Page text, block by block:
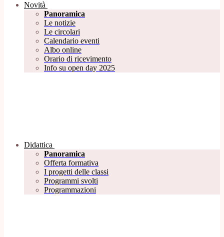
Novità
Panoramica
Le notizie
Le circolari
Calendario eventi
Albo online
Orario di ricevimento
Info su open day 2025
Didattica
Panoramica
Offerta formativa
I progetti delle classi
Programmi svolti
Programmazioni